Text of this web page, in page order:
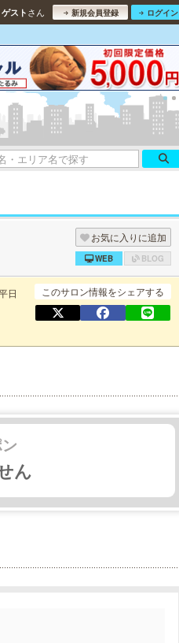
ゲスト さん 新規会員登録 ログイン
お気に入りに追加
WEB BLOG
日
このサロン情報をシェアする
ん